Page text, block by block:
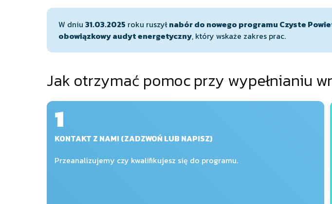
W dniu 31.03.2025 roku ruszyłnabór do nowego programu Czyste
obowiązkowy audyt energetyczny, który wskaże zakres prac.
Jak otrzymać pomoc przy wypełnianiu
1
KONTAKT Z NAMI (ZADZWOŃ LUB NAPISZ)
Przeanalizujemy czy kwalifikujesz się do programu.